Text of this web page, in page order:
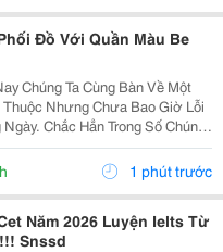
Đồ Với Quần Màu Be
Chúng Ta Cùng Bàn Về Một
Thuộc Nhưng Chưa Bao Giờ Lỗi
Chắc Hẳn Trong Số Chúng
Một Chiếc Quần Màu Be.
Cực Kỳ Nịnh Mắt Và Dễ Mặc,
1 phút trước
Năm 2026 Luyện Ielts Từ
Snssd